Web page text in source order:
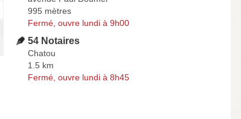
995 mètres
Fermé, ouvre lundi à 9h00
54 Notaires
Chatou
1.5 km
Fermé, ouvre lundi à 8h45